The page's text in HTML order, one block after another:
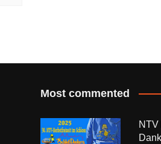
Most commented